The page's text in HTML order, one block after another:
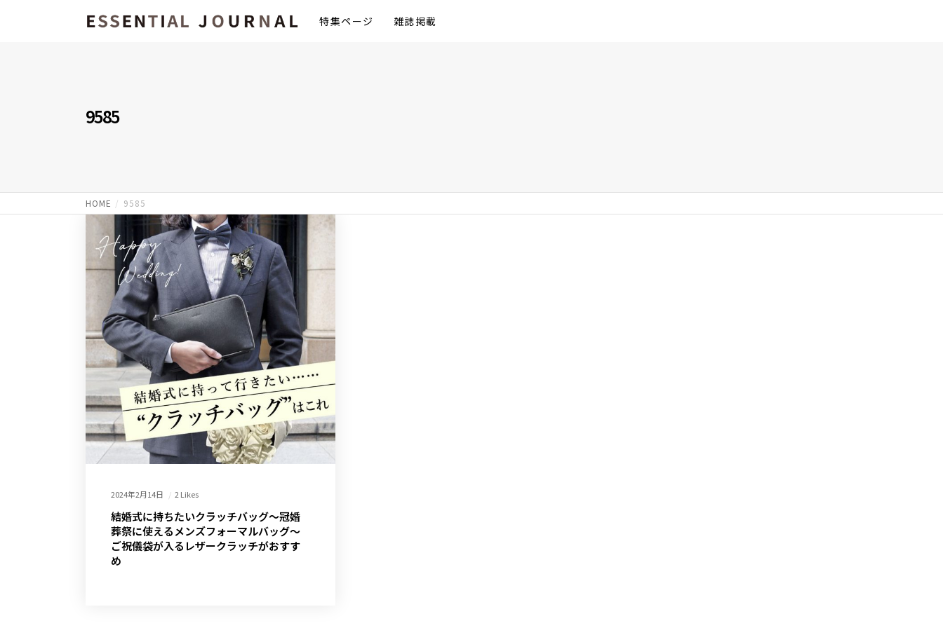
特集ページ 雑誌掲載
9585
HOME 9585
2024年2月14日 2 Likes
結婚式に持ちたいクラッチバッグ～冠婚
葬祭に使えるメンズフォーマルバッグ～
ご祝儀袋が入るレザークラッチがおすす
め